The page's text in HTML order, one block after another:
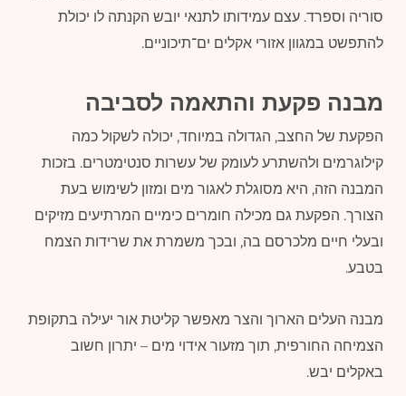
סוריה וספרד. עצם עמידותו לתנאי יובש הקנתה לו יכולת
להתפשט במגוון אזורי אקלים ים־תיכוניים.
מבנה פקעת והתאמה לסביבה
הפקעת של החצב, הגדולה במיוחד, יכולה לשקול כמה
קילוגרמים ולהשתרע לעומק של עשרות סנטימטרים. בזכות
המבנה הזה, היא מסוגלת לאגור מים ומזון לשימוש בעת
הצורך. הפקעת גם מכילה חומרים כימיים המרתיעים מזיקים
ובעלי חיים מלכרסם בה, ובכך משמרת את שרידות הצמח
בטבע.
מבנה העלים הארוך והצר מאפשר קליטת אור יעילה בתקופת
הצמיחה החורפית, תוך מזעור אידוי מים – יתרון חשוב
באקלים יבש.